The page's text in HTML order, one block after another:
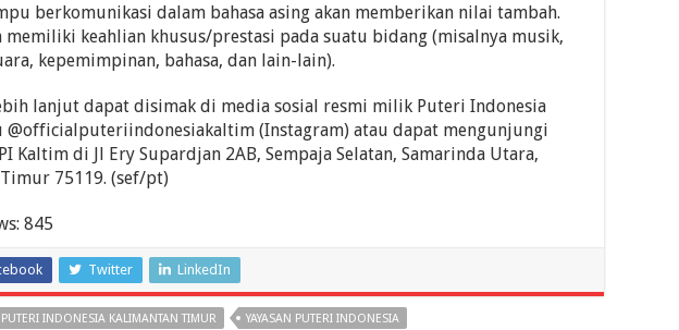
berkomunikasi dalam bahasa asing akan memberikan nilai tambah.
memiliki keahlian khusus/prestasi pada suatu bidang (misalnya musik,
kepemimpinan, bahasa, dan lain-lain).
lanjut dapat disimak di media sosial resmi milik Puteri Indonesia
@officialputeriindonesiakaltim (Instagram) atau dapat mengunjungi
Kaltim di Jl Ery Supardjan 2AB, Sempaja Selatan, Samarinda Utara,
75119. (sef/pt)
845
Twitter LinkedIn
INDONESIA KALIMANTAN TIMUR YAYASAN PUTERI INDONESIA